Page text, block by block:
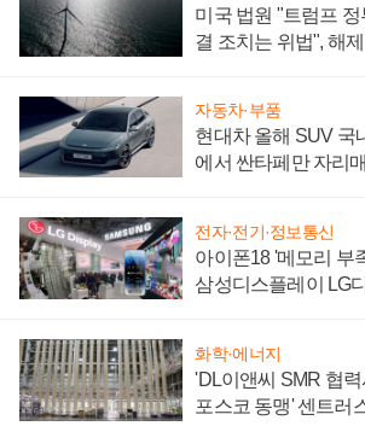
미국 법원 "트럼프
결 조치는 위법", 해
자동차·부품
현대차 올해 SUV 국
에서 싼타페만 자리
전자·전기·정보통신
아이폰18 '메모리 부
삼성디스플레이 LG
화학·에너지
'DL이앤씨 SMR 협
포스코 동맹' 센트러